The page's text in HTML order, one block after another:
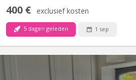
400 € exclusief kosten
5 dagen geleden 1 sep